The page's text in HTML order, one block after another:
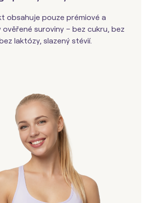
obsahuje pouze prémiové a
ověřené suroviny – bez cukru, bez
laktózy, slazený stévií.